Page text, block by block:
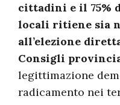
cittadini e il 75%
locali ritiene sia
all’elezione
Consigli
legittimazione
radicamento nei